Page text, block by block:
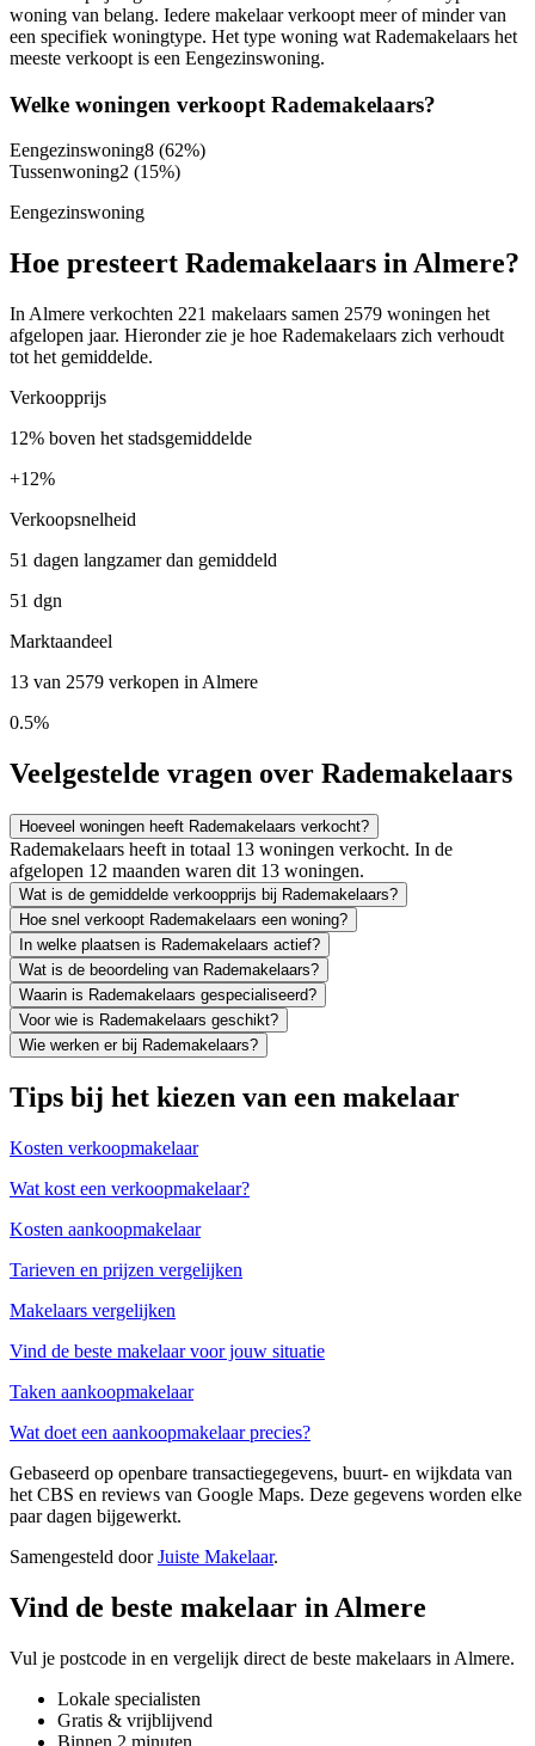
woning van belang. Iedere makelaar verkoopt meer of minder van
een specifiek woningtype. Het type woning wat Rademakelaars het
meeste verkoopt is een Eengezinswoning.
Welke woningen verkoopt Rademakelaars?
Eengezinswoning8 (62%)
Tussenwoning2 (15%)
Eengezinswoning
Hoe presteert Rademakelaars in Almere?
In Almere verkochten 221 makelaars samen 2579 woningen het
afgelopen jaar. Hieronder zie je hoe Rademakelaars zich verhoudt
tot het gemiddelde.
Verkoopprijs
12% boven het stadsgemiddelde
+12%
Verkoopsnelheid
51 dagen langzamer dan gemiddeld
51 dgn
Marktaandeel
13 van 2579 verkopen in Almere
0.5%
Veelgestelde vragen over Rademakelaars
Hoeveel woningen heeft Rademakelaars verkocht?
Rademakelaars heeft in totaal 13 woningen verkocht. In de
afgelopen 12 maanden waren dit 13 woningen.
Wat is de gemiddelde verkoopprijs bij Rademakelaars?
Hoe snel verkoopt Rademakelaars een woning?
In welke plaatsen is Rademakelaars actief?
Wat is de beoordeling van Rademakelaars?
Waarin is Rademakelaars gespecialiseerd?
Voor wie is Rademakelaars geschikt?
Wie werken er bij Rademakelaars?
Tips bij het kiezen van een makelaar
Kosten verkoopmakelaar
Wat kost een verkoopmakelaar?
Kosten aankoopmakelaar
Tarieven en prijzen vergelijken
Makelaars vergelijken
Vind de beste makelaar voor jouw situatie
Taken aankoopmakelaar
Wat doet een aankoopmakelaar precies?
Gebaseerd op openbare transactiegegevens, buurt- en wijkdata van
het CBS en reviews van Google Maps. Deze gegevens worden elke
paar dagen bijgewerkt.
Samengesteld doorJuiste Makelaar.
Vind de beste makelaar in Almere
Vul je postcode in en vergelijk direct de beste makelaars in Almere.
Lokale specialisten
Gratis & vrijblijvend
Binnen 2 minuten